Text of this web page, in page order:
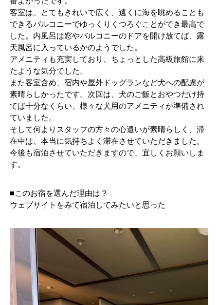
客室は、とてもきれいで広く、遠くに海を眺めることも
できるバルコニーでゆっくりくつろぐことができ最高で
した。内風呂は窓やバルコニーのドアを開け放てば、露
天風呂に入っているかのようでした。
アメニティも充実しており、ちょっとした高級旅館に来
たような気分でした。
また客室含め、宿内や屋外ドッグランなど犬への配慮が
素晴らしかったです。次回は、犬のご飯とおやつだけ持
てば十分なくらい、様々な犬用のアメニティが準備され
ていました。
そして何よりスタッフの方々の心遣いが素晴らしく、滞
在中は、本当に気持ちよく滞在させていただきました。
今後も宿泊させていただきますので、宜しくお願いしま
す。
■このお宿を選んだ理由は？
ウェブサイトをみて宿泊してみたいと思った